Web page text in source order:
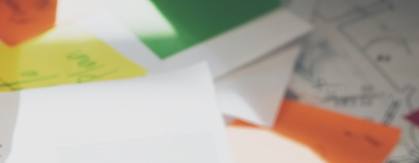
Enter your username or email address
Passwort
Passwort vergessen